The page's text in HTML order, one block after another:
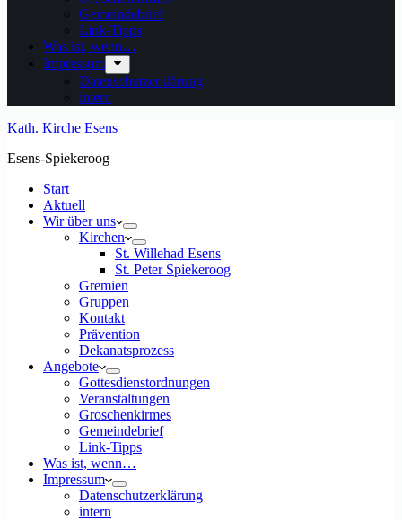
Gemeindebrief
Link-Tipps
Was ist, wenn…
Impressum
Datenschutzerklärung
intern
Kath. Kirche Esens
Esens-Spiekeroog
Start
Aktuell
Wir über uns
Kirchen
St. Willehad Esens
St. Peter Spiekeroog
Gremien
Gruppen
Kontakt
Prävention
Dekanatsprozess
Angebote
Gottesdienstordnungen
Veranstaltungen
Groschenkirmes
Gemeindebrief
Link-Tipps
Was ist, wenn…
Impressum
Datenschutzerklärung
intern